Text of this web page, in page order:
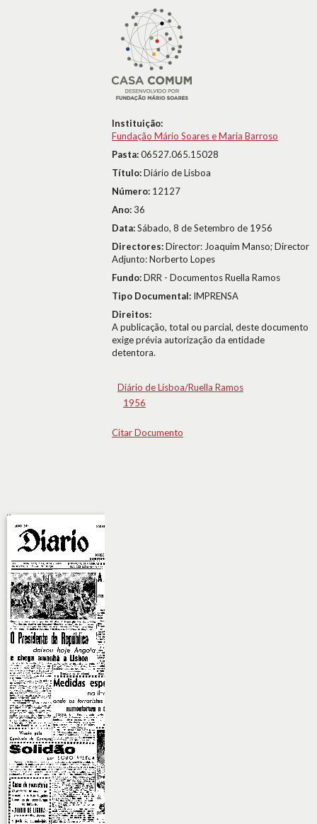
Instituição:
Fundação Mário Soares e Maria Barroso
Pasta:06527.065.15028
Título:Diário de Lisboa
Número: 12127
Ano:36
Data:Sábado, 8 de Setembro de 1956
Directores:Director: Joaquim Manso; Director
Adjunto: Norberto Lopes
Fundo:DRR - Documentos Ruella Ramos
Tipo Documental: IMPRENSA
Direitos:
A publicação, total ou parcial, deste documento
exige prévia autorização da entidade
detentora.
Diário de Lisboa/Ruella Ramos
1956
Citar Documento